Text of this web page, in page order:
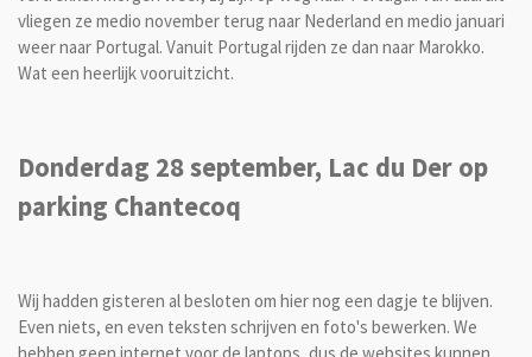
vliegen ze medio november terug naar Nederland en medio januari
weer naar Portugal. Vanuit Portugal rijden ze dan naar Marokko.
Wat een heerlijk vooruitzicht.
Donderdag 28 september, Lac du Der op
parking Chantecoq
Wij hadden gisteren al besloten om hier nog een dagje te blijven.
Even niets, en even teksten schrijven en foto's bewerken. We
hebben geen internet voor de laptops, dus de websites kunnen